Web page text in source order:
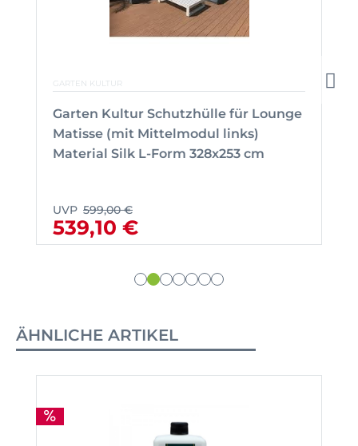
GARTEN KULTUR
Garten Kultur Schutzhülle für Lounge
Matisse (mit Mittelmodul links)
Material Silk L-Form 328x253 cm
UVP 599,00 €
539,10 €
ÄHNLICHE ARTIKEL